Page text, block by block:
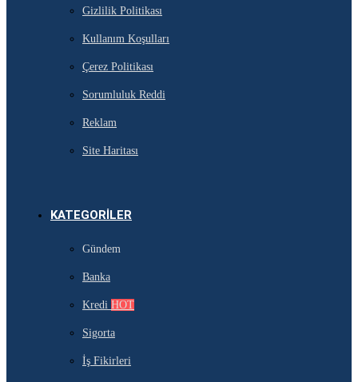
Gizlilik Politikası
Kullanım Koşulları
Çerez Politikası
Sorumluluk Reddi
Reklam
Site Haritası
KATEGORILER
Gündem
Banka
Kredi HOT
Sigorta
İş Fikirleri